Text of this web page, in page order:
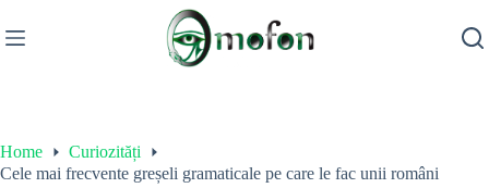
to
content
Home
Curiozități
Cele mai frecvente greșeli gramaticale pe care le fac unii români